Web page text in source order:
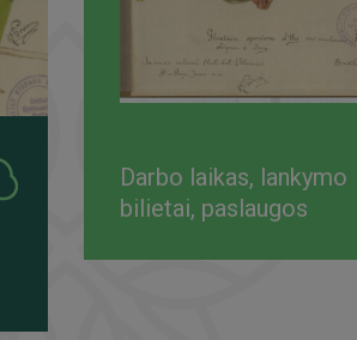
Darbo laikas, lankymo
bilietai, paslaugos